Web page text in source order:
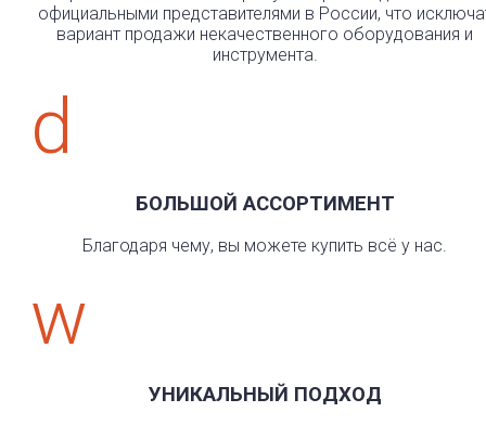
официальными представителями в России, что
вариант продажи некачественного оборудования и
инструмента.
d
БОЛЬШОЙ АССОРТИМЕНТ
Благодаря чему, вы можете купить всё у нас.
w
УНИКАЛЬНЫЙ ПОДХОД